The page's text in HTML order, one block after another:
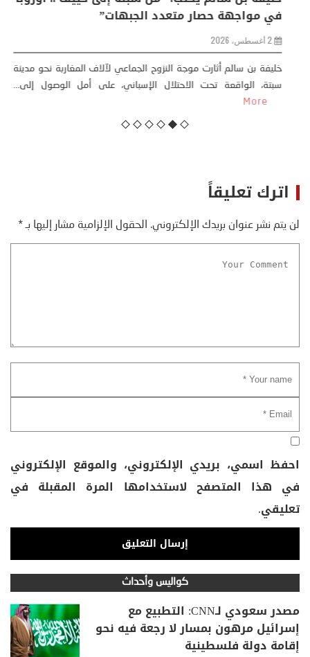
من ظاهرة طبيعية .. تحول اجتماعي وحضاري (
مقاربة سوسيولوجية )
23 يوليو، 2026
كتب: منذر بالضيافي بدأت قصتي مع التغييرات المناخية ” المتطرفة”،
منذ نهاية ثمانينات القرن الماضي، حين أطردنا ...
اترك تعليقاً
لن يتم نشر عنوان بريدك الإلكتروني. الحقول الإلزامية مشار إليها بـ*
احفظ اسمي، بريدي الإلكتروني، والموقع الإلكتروني
في هذا المتصفح لاستخدامها المرة المقبلة في
تعليقي.
كواليس وأحداث
مصدر سعودي لـCNN: التطبيع مع
إسرائيل مرهون بمسار لا رجعة فيه نحو
إقامة دولة فلسطينية